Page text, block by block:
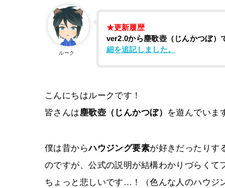
ルーク
★更新履歴
ver2.0から塵歌壺（じんかつぼ）
細を追記しました。
こんにちはルークです！
皆さんは塵歌壺（じんかつぼ） を遊んでいま
僕は昔からハウジング要素が好きだったりす
のですが、公式の説明が結構わかりづらくて
ちょっと悲しいです…！（色んな人のハウジ